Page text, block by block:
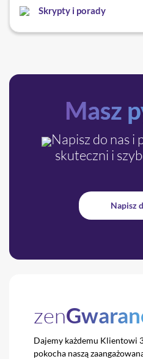
Skrypty i porady
Masz
Napisz do nas i
skuteczni i
Napisz
zen
Dajemy każdemu Klientowi
pokocha naszą